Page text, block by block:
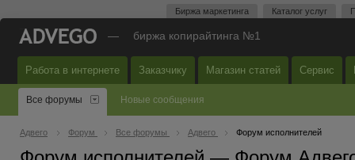
Биржа маркетинга Каталог услуг
— биржа копирайтинга №1
Работа в интернете Заказчику Магазин статей Сервис
Все форумы Новые сообщения
Адвего Форум Все форумы Адвего Форум исполнителей